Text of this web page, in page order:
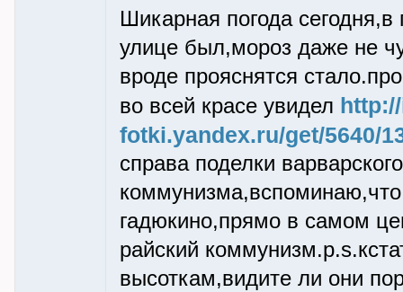
Шикарная погода
улице был,мороз даже не
вроде прояснятся
во всей красе увидел
fotki.yandex.ru/get/5640/
справа поделки
гадюкино,прямо в самом
райский
высоткам,видите ли они